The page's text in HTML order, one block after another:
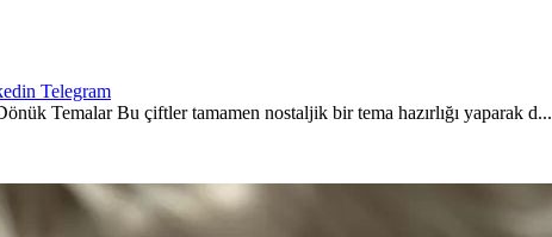
Telegram
Temalar Bu çiftler tamamen nostaljik bir tema hazırlığı yaparak d...